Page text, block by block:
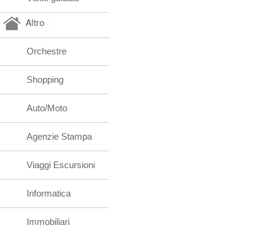
Altro
Orchestre
Shopping
Auto/Moto
Agenzie Stampa
Viaggi Escursioni
Informatica
Immobiliari